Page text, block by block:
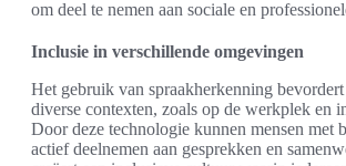
om deel te nemen aan sociale en
Inclusie in verschillende omgevingen
Het gebruik van spraakherkenning
diverse contexten, zoals op de werkplek en
Door deze technologie kunnen mensen met
actief deelnemen aan gesprekken en